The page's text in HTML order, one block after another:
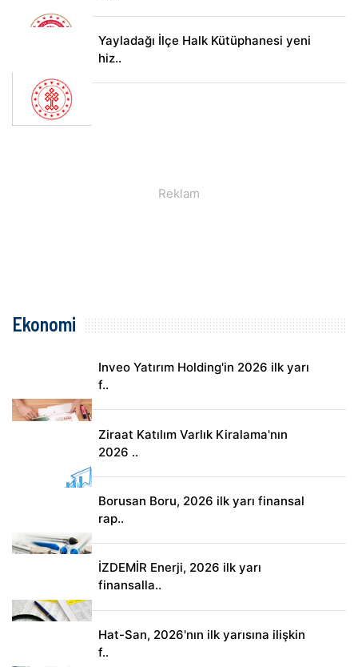
Yayladağı İlçe Halk Kütüphanesi yeni
hiz..
Ekonomi
Inveo Yatırım Holding'in 2026 ilk yarı
f..
Ziraat Katılım Varlık Kiralama'nın
2026 ..
Borusan Boru, 2026 ilk yarı finansal
rap..
İZDEMİR Enerji, 2026 ilk yarı
finansalla..
Hat-San, 2026'nın ilk yarısına ilişkin
f..